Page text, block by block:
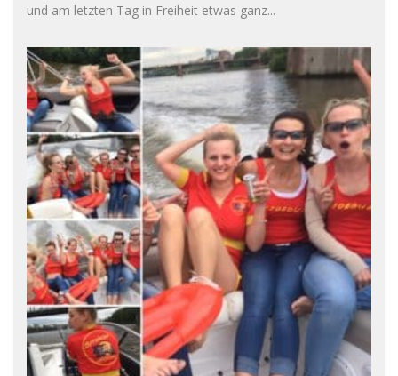
und am letzten Tag in Freiheit etwas ganz...